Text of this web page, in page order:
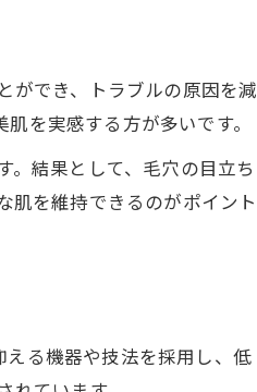
ができ、トラブルの原因を減
を実感する方が多いです。
。結果として、毛穴の目立ち
肌を維持できるのがポイント
える機器や技法を採用し、低